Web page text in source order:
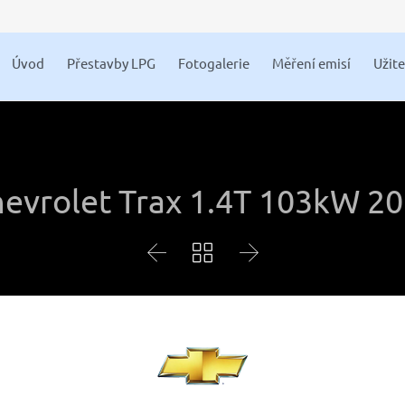
Úvod Přestavby LPG Fotogalerie Měření emisí
Trax 1.4T 103kW
  